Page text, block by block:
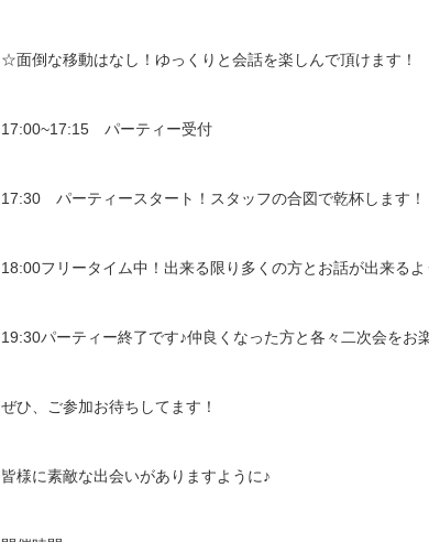
☆面倒な移動はなし！ゆっくりと会話を楽しんで頂けます！
17:00~17:15 パーティー受付
17:30 パーティースタート！スタッフの合図で乾杯します！
18:00フリータイム中！出来る限り多くの方とお話が出来るよ
19:30パーティー終了です♪仲良くなった方と各々二次会をお
ぜひ、ご参加お待ちしてます！
皆様に素敵な出会いがありますように♪